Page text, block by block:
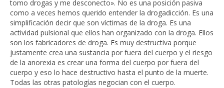
tomo drogas y me desconecto». No es una posición pasiva
como a veces hemos querido entender la drogadicción. Es una
simplificación decir que son víctimas de la droga. Es una
actividad pulsional que ellos han organizado con la droga. Ellos
son los fabricadores de droga. Es muy destructiva porque
justamente crea una sustancia por fuera del cuerpo y el riesgo
de la anorexia es crear una forma del cuerpo por fuera del
cuerpo y eso lo hace destructivo hasta el punto de la muerte.
Todas las otras patologías negocian con el cuerpo.